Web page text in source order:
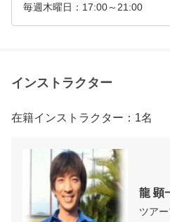
インストラクター
在籍インストラクター：1名
龍 顕
ツア